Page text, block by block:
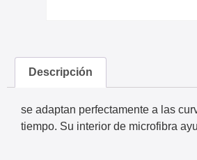
Descripción
se adaptan perfectamente a las
tiempo. Su interior de microfibra